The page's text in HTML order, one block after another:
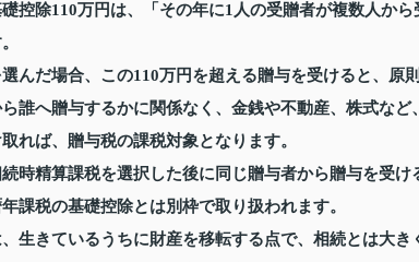
控除110万円は、「その年に1人の受贈者が複数人か
んだ場合、この110万円を超える贈与を受けると、原
ら誰へ贈与するかに関係なく、金銭や不動産、株式な
れば、贈与税の課税対象となります。
時精算課税を選択した後に同じ贈与者から贈与を受
課税の基礎控除とは別枠で取り扱われます。
生きているうちに財産を移転する点で、相続とは大き